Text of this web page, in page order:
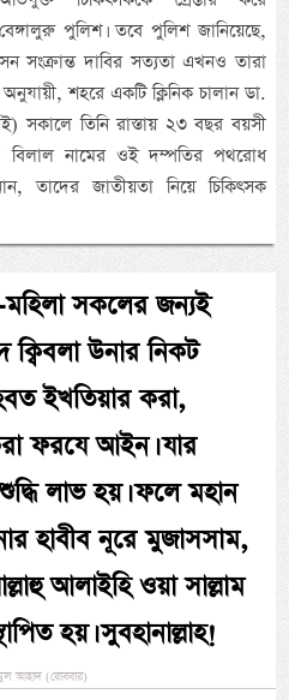
বেঙ্গালুরু পুলিশ। তবে পুলিশ জানিয়েছে,
সংক্রান্ত দাবির সত্যতা এখনও তারা
শহরে একটি ক্লিনিক চালান ডা.
সকালে তিনি রাস্তায় ২৩ বছর বয়সী
বিলাল নামের ওই দম্পতির পথরোধ
তাদের জাতীয়তা নিয়ে চিকিৎসক
সকলের জন্যই
ক্বিবলা উনার নিকট
ইখতিয়ার করা,
ফরযে আইন। যার
লাভ হয়। ফলে মহান
হাবীব নূরে মুজাসসাম,
আলাইহি ওয়া সাল্লাম
হয়। সুবহানাল্লাহ!
আহাদ (রোববার)